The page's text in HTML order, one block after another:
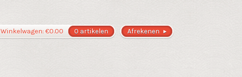
Afrekenen
Winkelwagen: €0.00 0 artikelen